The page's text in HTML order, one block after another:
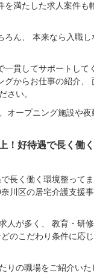
満たした求人案件も
ん、 本来なら入職
貫してサポートして
からお仕事の紹介
さい。
ープニング施設や
好待遇で長く働
く働く環境整って
川区の居宅介護支援
が多く、 教育・研
こだわり条件に応
の職場をご紹介いた